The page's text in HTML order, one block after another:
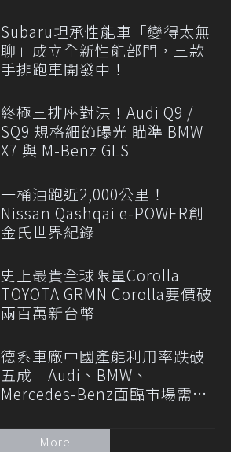
Subaru坦承性能車「變得太無
聊」成立全新性能部門，三款
手排跑車開發中！
終極三排座對決！Audi Q9 /
SQ9 規格細節曝光 瞄準 BMW
X7 與 M-Benz GLS
一桶油跑近2,000公里！
Nissan Qashqai e-POWER創
金氏世界紀錄
史上最貴全球限量Corolla
TOYOTA GRMN Corolla要價破
兩百萬新台幣
德系車廠中國產能利用率跌破
五成 Audi、BMW、
Mercedes-Benz面臨市場需求
More